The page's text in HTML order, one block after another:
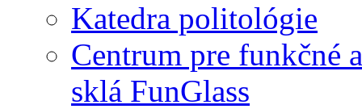
Katedra politológie
Centrum pre funkčné
sklá FunGlass